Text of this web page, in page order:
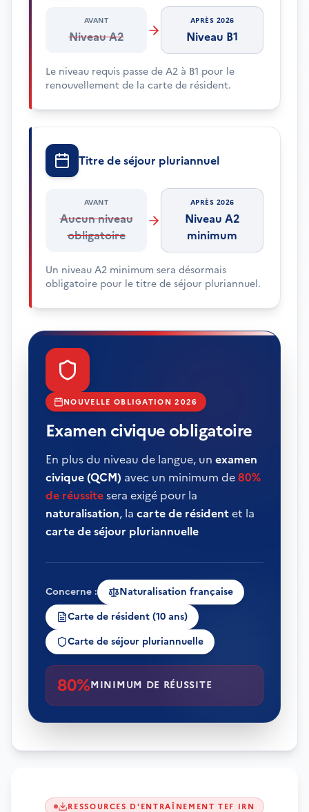
AVANT
Niveau A2
APRÈS 2026
Niveau B1
Le niveau requis passe de A2 à B1 pour le
renouvellement de la carte de résident.
Titre de séjour pluriannuel
AVANT
Aucun niveau
obligatoire
APRÈS 2026
Niveau A2
minimum
Un niveau A2 minimum sera désormais
obligatoire pour le titre de séjour pluriannuel.
NOUVELLE OBLIGATION 2026
Examen civique obligatoire
En plus du niveau de langue, un examen
civique (QCM) avec un minimum de80%
de réussitesera exigé pour la
naturalisation, la carte de résidentet la
carte de séjour pluriannuelle
Concerne :
Naturalisation française
Carte de résident (10 ans)
Carte de séjour pluriannuelle
80%MINIMUM DE RÉUSSITE
RESSOURCES D'ENTRAÎNEMENT TEF IRN